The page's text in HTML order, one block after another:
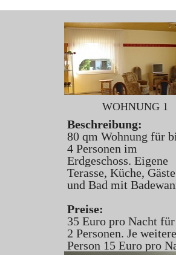
WOHNUNG 1
Beschreibung:
80 qm Wohnung für
4 Personen im
Erdgeschoss. Eigene
Terasse, Küche,
und Bad mit
Preise:
35 Euro pro Nacht
2 Personen. Je weitere
Person 15 Euro pro